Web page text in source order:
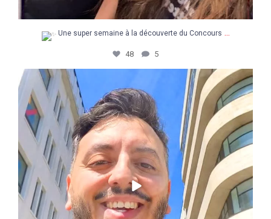
Une super semaine à la découverte du Concours ...
48 5
Retour en images sur une journée pas comme les ...
14 3